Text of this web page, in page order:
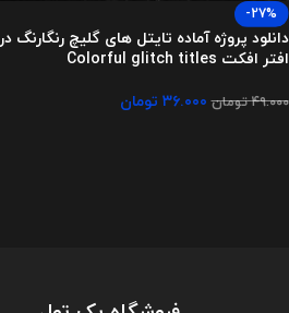
-27%
دانلود پروژه آماده تایتل های گلیچ رنگارنگ در
افتر افکت Colorful glitch titles
۴۹.۰۰۰تومان ۳۶.۰۰۰ تومان